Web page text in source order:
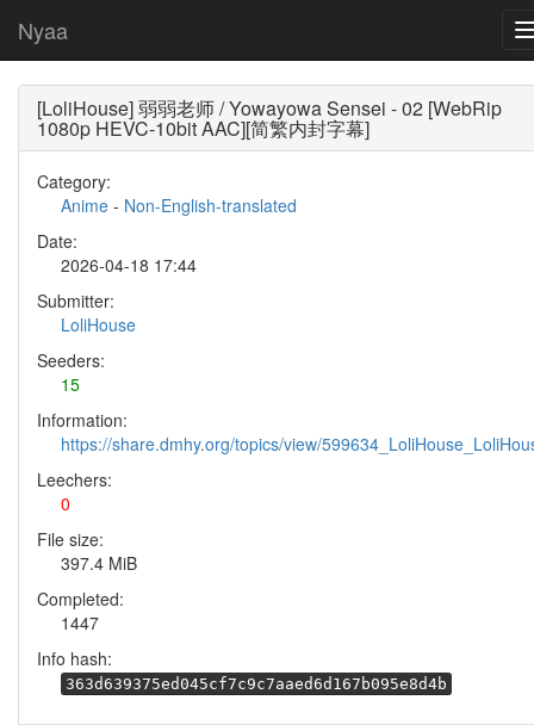
Nyaa
[LoliHouse] 弱弱老师 / Yowayowa Sensei - 02 [WebRip
1080p HEVC-10bit AAC][简繁内封字幕]
Category:
Anime - Non-English-translated
Date:
2026-04-18 17:44
Submitter:
LoliHouse
Seeders:
15
Information:
https://share.dmhy.org/topics/view/
Leechers:
0
File size:
397.4 MiB
Completed:
1447
Info hash:
363d639375ed045cf7c9c7aaed6d167b095e8d4b